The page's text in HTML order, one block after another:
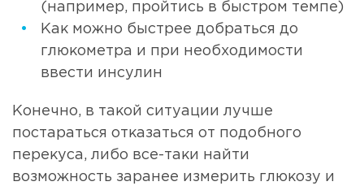
(например, пройтись в быстром темпе)
Как можно быстрее добраться до
глюкометра и при необходимости
ввести инсулин
Конечно, в такой ситуации лучше
постараться отказаться от подобного
перекуса, либо все-таки найти
возможность заранее измерить глюкозу и